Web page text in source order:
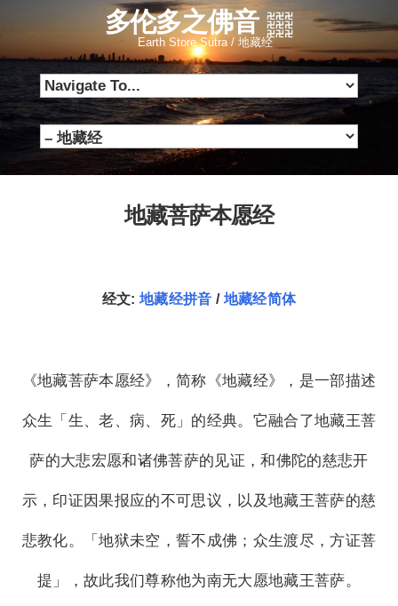
多伦多之佛音
Earth Store Sutra / 地藏经
地藏菩萨本愿经
经文:地藏经拼音 / 地藏经简体
《地藏菩萨本愿经》，简称《地藏经》，是一部描述
众生「生、老、病、死」的经典。它融合了地藏王菩
萨的大悲宏愿和诸佛菩萨的见证，和佛陀的慈悲开
示，印证因果报应的不可思议，以及地藏王菩萨的慈
悲教化。「地狱未空，誓不成佛；众生渡尽，方证菩
提」，故此我们尊称他为南无大愿地藏王菩萨。